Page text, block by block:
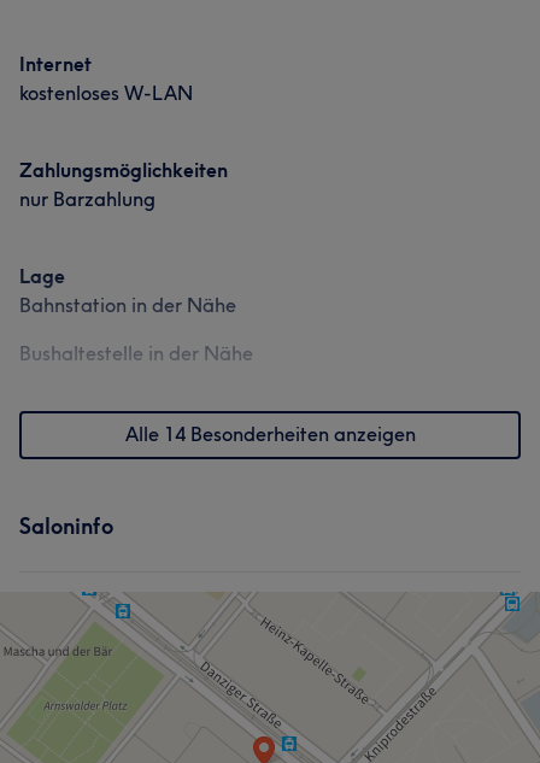
Was unsere Kunden über Thi sagen
Freundlich 7
Internet
kostenloses W-LAN
Zahlungsmöglichkeiten
nur Barzahlung
Lage
Bahnstation in der Nähe
Bushaltestelle in der Nähe
Alle 14 Besonderheiten anzeigen
Saloninfo